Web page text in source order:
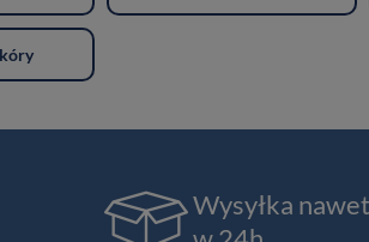
Wysyłka nawet